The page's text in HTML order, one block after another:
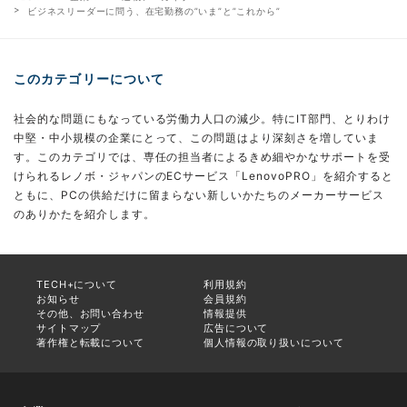
ビジネスリーダーに問う、在宅勤務の”いま”と”これから”
このカテゴリーについて
社会的な問題にもなっている労働力人口の減少。特にIT部門、とりわけ
中堅・中小規模の企業にとって、この問題はより深刻さを増していま
す。このカテゴリでは、専任の担当者によるきめ細やかなサポートを受
けられるレノボ・ジャパンのECサービス「LenovoPRO」を紹介すると
ともに、PCの供給だけに留まらない新しいかたちのメーカーサービス
のありかたを紹介します。
TECH+について
利用規約
お知らせ
会員規約
その他、お問い合わせ
情報提供
サイトマップ
広告について
著作権と転載について
個人情報の取り扱いについて